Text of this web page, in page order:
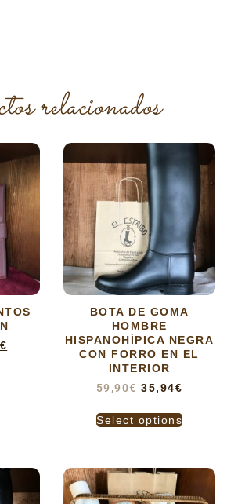
relacionados
€
BOTA DE GOMA
HOMBRE
HISPANOHÍPICA NEGRA
CON FORRO EN EL
INTERIOR
59,90€ 35,94€
Select options